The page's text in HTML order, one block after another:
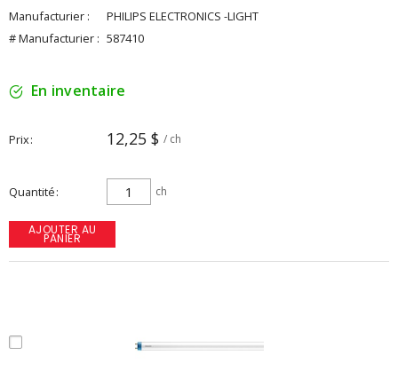
Manufacturier :
PHILIPS ELECTRONICS -LIGHT
# Manufacturier : 587410
En inventaire
Prix 12,25 $ / ch
Quantité ch
AJOUTER AU
PANIER